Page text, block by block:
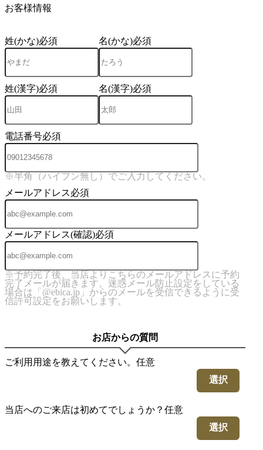
お客様情報
姓(かな)必須 名(かな)必須
姓(漢字)必須 名(漢字)必須
電話番号必須
※半角（ハイフン無し）でご入力してください。
メールアドレス必須
メールアドレス(確認)必須
※予約完了後、当店よりこちらのメールアドレスに予約
完了メールが届きます。迷惑メール防止設定をしている
場合は「@ebica.jp」からのメールを受信できるように受
信許可設定をお願いします。
お店からの質問
ご利用用途を教えてください。 任意
選択
当店へのご来店は初めてでしょうか？ 任意
選択